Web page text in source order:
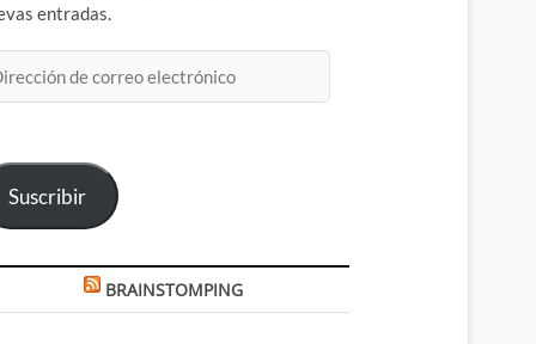
entradas.
Suscribir
BRAINSTOMPING